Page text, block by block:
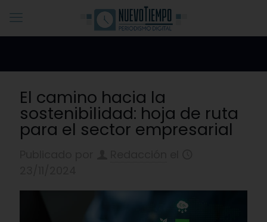
El camino hacia la
sostenibilidad: hoja de ruta
para el sector empresarial